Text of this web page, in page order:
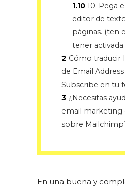
1.10 10. Pega
editor de
páginas. (ten
tener activada
2 Cómo traducir
de Email
Subscribe en tu
3 ¿Necesitas
email marketing
sobre
En una buena y